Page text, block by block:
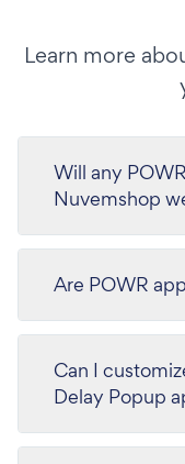
Learn more
Will any
Nuvemshop
Are POWR
Can I
Delay Popup